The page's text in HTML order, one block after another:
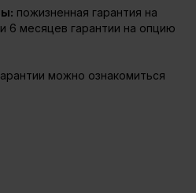
пожизненная гарантия на
6 месяцев гарантии на опцию
можно ознакомиться